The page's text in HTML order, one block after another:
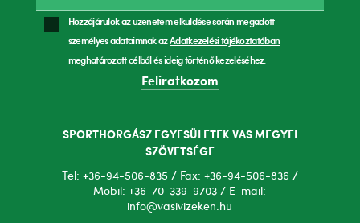
Hozzájárulok az üzenetem elküldése során megadott
személyes adataimnak azAdatkezelési tájékoztatóban
meghatározott célból és ideig történő kezeléséhez.
Feliratkozom
SPORTHORGÁSZ EGYESÜLETEK VAS MEGYEI
SZÖVETSÉGE
Tel: +36-94-506-835 / Fax: +36-94-506-836 /
Mobil: +36-70-339-9703 / E-mail:
info@vasivizeken.hu